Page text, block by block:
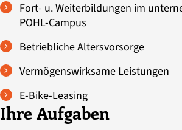
Fort- u. Weiterbildungen im
POHL-Campus
Betriebliche Altersvorsorge
Vermögenswirksame Leistungen
E-Bike-Leasing
Ihre Aufgaben